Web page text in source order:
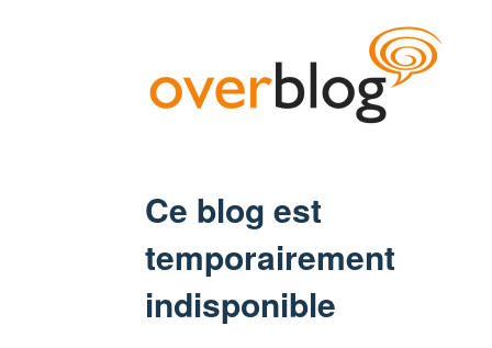
Ce blog est
temporairement
indisponible